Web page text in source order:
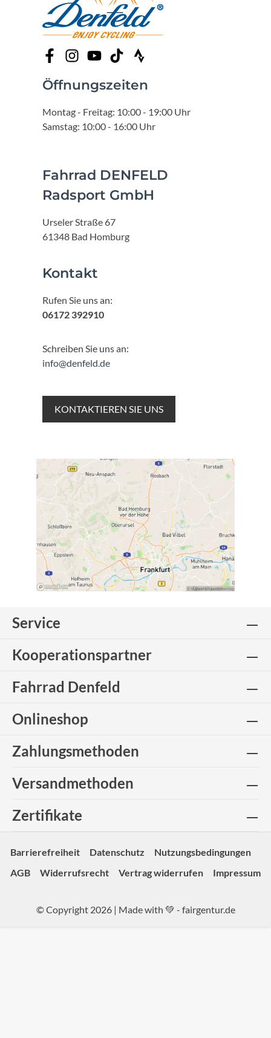
Öffnungszeiten
Montag - Freitag: 10:00 - 19:00 Uhr
Samstag: 10:00 - 16:00 Uhr
Fahrrad DENFELD
Radsport GmbH
Urseler Straße 67
61348 Bad Homburg
Kontakt
Rufen Sie uns an:
06172 392910
Schreiben Sie uns an:
info@denfeld.de
KONTAKTIEREN SIE UNS
Service
Kooperationspartner
Fahrrad Denfeld
Onlineshop
Zahlungsmethoden
Versandmethoden
Zertifikate
Barrierefreiheit Datenschutz
Nutzungsbedingungen
AGB
Widerrufsrecht Vertrag widerrufen Impressum
© Copyright 2026 | Made with 💚 - fairgentur.de